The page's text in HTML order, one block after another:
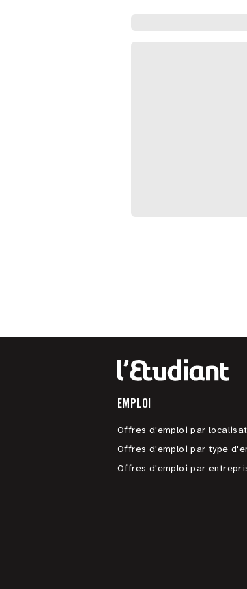
EMPLOI
Offres d'emploi par
Offres d'emploi par type
Offres d'emploi par